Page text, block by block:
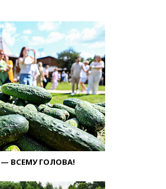
— ВСЕМУ ГОЛОВА!